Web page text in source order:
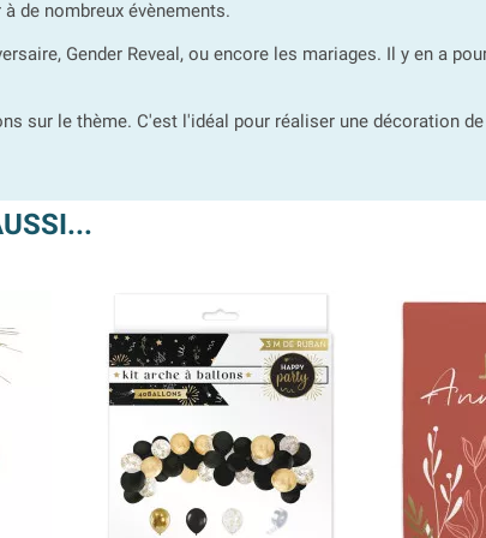
de nombreux évènements.
Gender Reveal, ou encore les mariages. Il y en a
sur le thème. C'est l'idéal pour réaliser une décoration